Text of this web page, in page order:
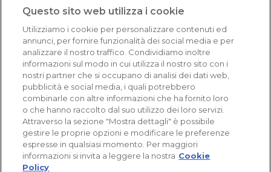
Eccellente (4,8)
Acquisti verificati
Questo sito web utilizza i cookie
Utilizziamo i cookie per personalizzare contenuti ed
annunci, per fornire funzionalità dei social media e per
analizzare il nostro traffico. Condividiamo inoltre
informazioni sul modo in cui utilizza il nostro sito con i
nostri partner che si occupano di analisi dei dati web,
pubblicità e social media, i quali potrebbero
combinarle con altre informazioni che ha fornito loro
o che hanno raccolto dal suo utilizzo dei loro servizi.
Attraverso la sezione "Mostra dettagli" è possibile
gestire le proprie opzioni e modificare le preferenze
espresse in qualsiasi momento. Per maggiori
informazioni si invita a leggere la nostra Cookie
Policy